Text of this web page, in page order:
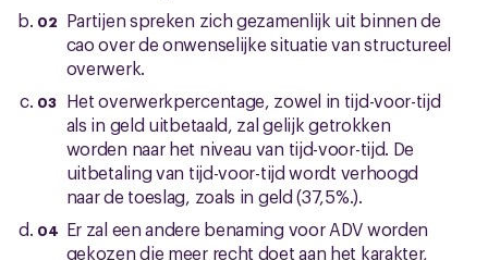
Partijen spreken zich gezamenlijk uit binnen de
cao over de onwenselijke situatie van structureel
overwerk.
Het overwerkpercentage, zowel in tijd-voor-tijd
als in geld uitbetaald, zal gelijk getrokken
worden naar het niveau van tijd-voor-tijd. De
uitbetaling van tijd-voor-tijd wordt verhoogd
naar de toeslag, zoals in geld (37,5%.).
Er zal een andere benaming voor ADV worden
gekozen die meer recht doet aan het karakter,